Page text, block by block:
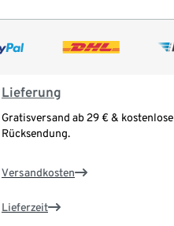
Lieferung
Gratisversand ab 29 € & kostenlose
Rücksendung.
Versandkosten
Lieferzeit